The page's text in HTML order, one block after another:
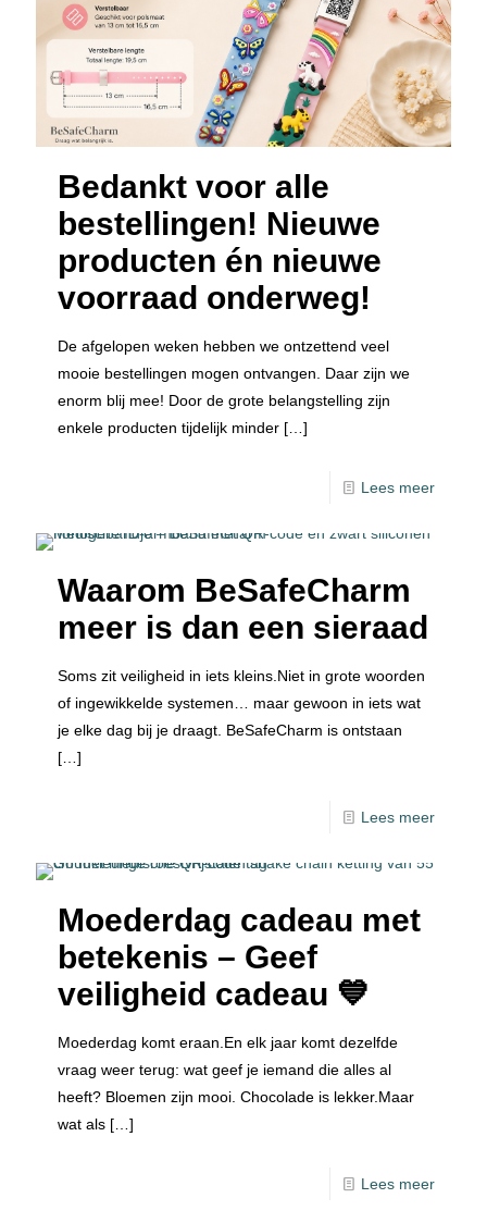
Bedankt voor alle
bestellingen! Nieuwe
producten én nieuwe
voorraad onderweg!
De afgelopen weken hebben we ontzettend veel
mooie bestellingen mogen ontvangen. Daar zijn we
enorm blij mee! Door de grote belangstelling zijn
enkele producten tijdelijk minder […]
Lees meer
Waarom BeSafeCharm
meer is dan een sieraad
Soms zit veiligheid in iets kleins.Niet in grote woorden
of ingewikkelde systemen… maar gewoon in iets wat
je elke dag bij je draagt. BeSafeCharm is ontstaan
[…]
Lees meer
Moederdag cadeau met
betekenis – Geef
veiligheid cadeau 💙
Moederdag komt eraan.En elk jaar komt dezelfde
vraag weer terug: wat geef je iemand die alles al
heeft? Bloemen zijn mooi. Chocolade is lekker.Maar
wat als […]
Lees meer